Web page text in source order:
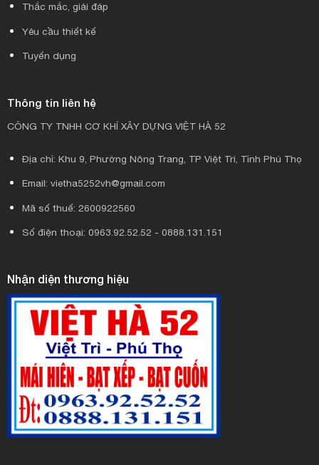
Thắc mắc, giải đáp
Yêu cầu thiết kế
Tuyển dụng
Thông tin liên hệ
CÔNG TY TNHH CƠ KHÍ XÂY DỰNG VIỆT HÀ 52
Địa chỉ: Khu 9, Phường Nông Trang, TP Việt Trì, Tỉnh Phú Thọ
Email: vietha5252vh@gmail.com
Mã số thuế: 2600922560
Số điện thoại: 0963.92.52.52 - 0888.131.151
Nhận diện thương hiệu